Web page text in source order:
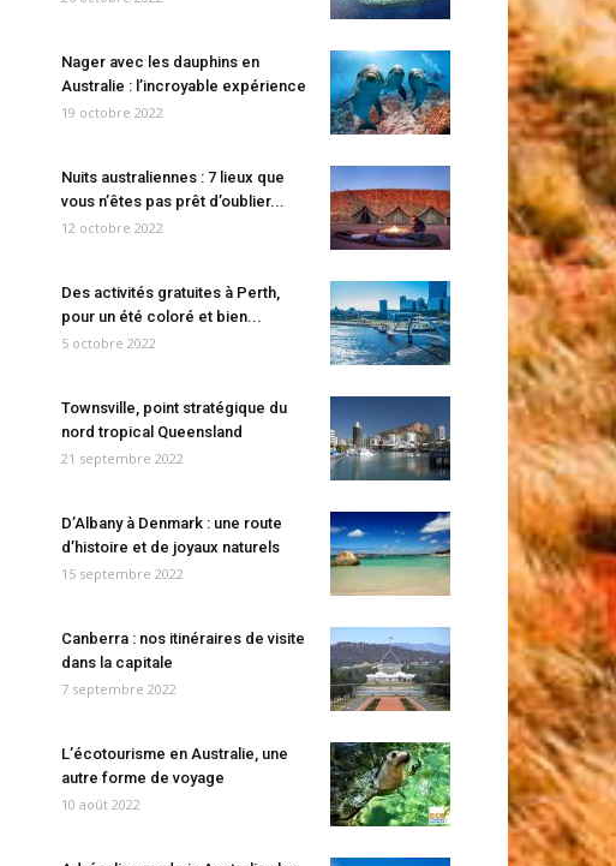
Nager avec les dauphins en
Australie : l’incroyable expérience
19 octobre 2022
Nuits australiennes : 7 lieux que
vous n’êtes pas prêt d’oublier...
12 octobre 2022
Des activités gratuites à Perth,
pour un été coloré et bien...
5 octobre 2022
Townsville, point stratégique du
nord tropical Queensland
21 septembre 2022
D’Albany à Denmark : une route
d’histoire et de joyaux naturels
15 septembre 2022
Canberra : nos itinéraires de visite
dans la capitale
7 septembre 2022
L’écotourisme en Australie, une
autre forme de voyage
10 août 2022